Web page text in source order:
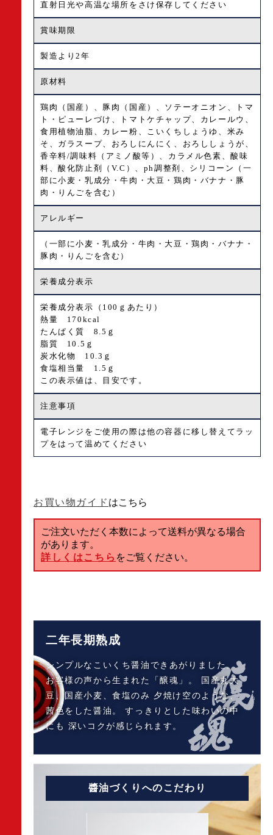
直射日光や高温な場所をさけ保存してください
賞味期限
製造より2年
原材料
鶏肉（国産）、豚肉（国産）、ソテーオニオン、トマ
ト・ピューレづけ、トマトケチャップ、カレールウ、
食用植物油脂、カレー粉、こいくちしょうゆ、米み
そ、ガラスープ、おろしにんにく、おろししょうが、
香辛料/調味料（アミノ酸等）、カラメル色素、酸味
料、酸化防止剤（V.C）、ph調整剤、シリコーン（一
部に小麦・乳成分・牛肉・大豆・鶏肉・バナナ・豚
肉・りんごを含む）
アレルギー
（一部に小麦・乳成分・牛肉・大豆・鶏肉・バナナ・
豚肉・りんごを含む）
栄養成分表示
栄養成分表示（100ｇあたり）
熱量 170kcal
たんぱく質 8.5ｇ
脂質 10.5ｇ
炭水化物 10.3ｇ
食塩相当量 1.5ｇ
この表示値は、目安です。
注意事項
電子レンジをご使用の際は他の容器に移し替えてラッ
プをはって温めてください
お買い物ガイド はこちら
ご注文いただく本数によって送料が異なる場合
があります。
詳しくはこちら をご覧ください。
二年長期熟成
シンプルなこいくち醤油できあがりました。
お客様の声から生まれた「醸魂」。
国産丸大
豆、国産小麦、食塩のみ 夕焼け空のような、
茜色をした醤油。
すっきりとした味わいの中
にも 深いコクが感じられます。
醬油づくりへのこだわり